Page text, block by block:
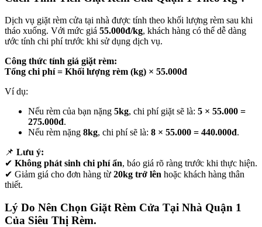
Dịch vụ giặt rèm cửa tại nhà được tính theo khối lượng rèm sau khi
tháo xuống. Với mức giá 55.000đ/kg, khách hàng có thể dễ dàng
ước tính chi phí trước khi sử dụng dịch vụ.
Công thức tính giá giặt rèm:
Tổng chi phí = Khối lượng rèm (kg) × 55.000đ
Ví dụ:
Nếu rèm của bạn nặng 5kg, chi phí giặt sẽ là: 5 × 55.000 =
275.000đ.
Nếu rèm nặng 8kg, chi phí sẽ là: 8 × 55.000 = 440.000đ.
📌 Lưu ý:
✔ Không phát sinh chi phí ẩn, báo giá rõ ràng trước khi thực hiện.
✔ Giảm giá cho đơn hàng từ 20kg trở lên hoặc khách hàng thân
thiết.
Lý Do Nên Chọn Giặt Rèm Cửa Tại Nhà Quận 1
Của Siêu Thị Rèm.